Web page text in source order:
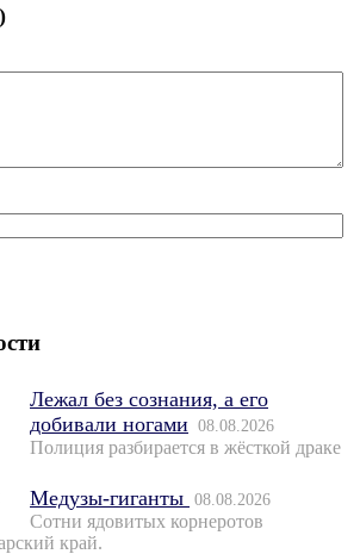
Лежал без сознания, а его
добивали ногами 08.08.2026
Полиция разбирается в жёсткой драке
Медузы-гиганты 08.08.2026
Сотни ядовитых корнеротов
край.